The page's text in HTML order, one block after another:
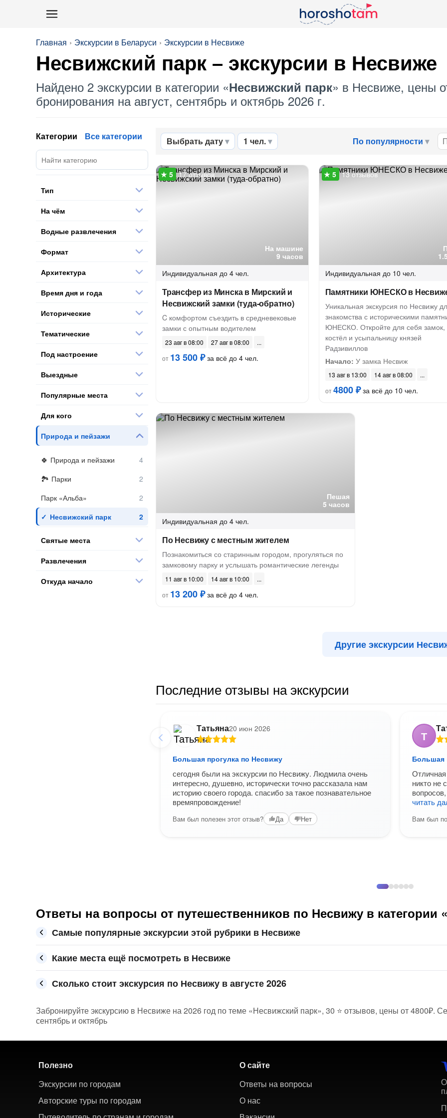
Главная Экскурсии в Беларуси Экскурсии в Несвиже
Несвижский парк – экскурсии в Несвиже
Найдено 2 экскурсии в категории «Несвижский парк» в Несвиже, цены
бронирования на август, сентябрь и октябрь 2026 г.
Выбрать дату 1 чел. По популярности
На машине
9 часов
17 отзывов
Индивидуальная до 4 чел.
Трансфер из Минска в Мирский и
Несвижский замки (туда-обратно)
C комфортом съездить в средневековые
замки с опытным водителем
23 авг в 08:00
27 авг в 08:00
от 13 500 ₽за всё до 4 чел.
13 отзывов
Индивидуальная до 10 чел.
Памятники ЮНЕСКО в
Уникальная экскурсия по Несвижу
знакомства с историческими
ЮНЕСКО. Откройте для себя замок,
костёл и усыпальницу князей
Радзивиллов
Начало: У замка Несвиж
13 авг в 13:00
14 авг в 08:00
от4800 ₽за всё до 10 чел.
Пешая
5 часов
Индивидуальная до 4 чел.
По Несвижу с местным жителем
Познакомиться со старинным городом, прогуляться по
замковому парку и услышать романтические легенды
11 авг в 10:00
14 авг в 10:00
от 13 200 ₽за всё до 4 чел.
Другие экскурсии
Последние отзывы на экскурсии
Татьяна20 июн 2026
Большая прогулка по Несвижу
сегодня были на экскурсии по Несвижу. Людмила очень
интересно, душевно, исторически точно рассказала нам
историю своего города. спасибо за такое познавательное
времяпровождение!
Вам был полезен этот отзыв? Да Нет
Т
Большая
никто не
читать
Вам был
Категории Все категории
Тип
На чём
Водные развлечения
Формат
Архитектура
Время дня и года
Исторические
Тематические
Под настроение
Выездные
Популярные места
Для кого
Природа и пейзажи
Природа и пейзажи
Парки
Парк «Альба»
Несвижский парк
Святые места
Развлечения
Откуда начало
Ответы на вопросы от путешественников по Несвижу в категории
Самые популярные экскурсии этой рубрики в Несвиже
Какие места ещё посмотреть в Несвиже
Сколько стоит экскурсия по Несвижу в августе 2026
Забронируйте экскурсию в Несвиже на 2026 год по теме «Несвижский парк», 30 ⭐ отзывов, цены от 4800₽.
сентябрь и октябрь
Полезно
Экскурсии по городам
Авторские туры по городам
О сайте
Ответы на вопросы
О нас